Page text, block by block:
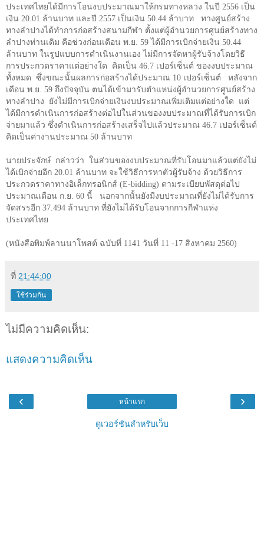
ประเทศไทยได้มีการโอนงบประมาณมาให้กรมทางหลวง ในปี 2556 เป็น
เงิน 20.01 ล้านบาท และปี 2557 เป็นเงิน 50.44 ล้าบาท ทางศูนย์สร้าง
ทางลำปางได้ทำการก่อสร้างสนามกีฬา ตั้งแต่ผู้อำนวยการศูนย์สร้างทาง
ลำปางท่านเดิม คือช่วงก่อนเดือน พ.ย. 59 ได้มีการเบิกจ่ายเงิน 50.44
ล้านบาท ในรูปแบบการดำเนินงานเอง ไม่มีการจัดหาผู้รับจ้างโดยวิธี
การประกวดราคาแต่อย่างใด คิดเป็น 46.7 เปอร์เซ็นต์ ของงบประมาณ
ทั้งหมด ซึ่งขณะนั้นผลการก่อสร้างได้ประมาณ 10 เปอร์เซ็นต์ หลังจาก
เดือน พ.ย. 59 ถึงปัจจุบัน ตนได้เข้ามารับตำแหน่งผู้อำนวยการศูนย์สร้าง
ทางลำปาง ยังไม่มีการเบิกจ่ายเงินงบประมาณเพิ่มเติมแต่อย่างใด แต่
ได้มีการดำเนินการก่อสร้างต่อไปในส่วนของงบประมาณที่ได้รับการเบิก
จ่ายมาแล้ว ซึ่งดำเนินการก่อสร้างเสร็จไปแล้วประมาณ 46.7 เปอร์เซ็นต์
คิดเป็นค่างานประมาณ 50 ล้านบาท
นายประจักษ์ กล่าวว่า ในส่วนของงบประมาณที่รับโอนมาแล้วแต่ยังไม่
ได้เบิกจ่ายอีก 20.01 ล้านบาท จะใช้วิธีการหาตัวผู้รับจ้าง ด้วยวิธีการ
ประกวดราคาทางอิเล็กทรอนิกส์ (E-bidding) ตามระเบียบพัสดุต่อไป
ประมาณเดือน ก.ย. 60 นี้ นอกจากนั้นยังมีงบประมาณที่ยังไม่ได้รับการ
จัดสรรอีก 37.494 ล้านบาท ที่ยังไม่ได้รับโอนจากการกีฬาแห่ง
ประเทศไทย
(หนังสือพิมพ์ลานนาโพสต์ ฉบับที่ 1141 วันที่ 11 -17 สิงหาคม 2560)
ที่ 21:44:00
ใช้ร่วมกัน
ไม่มีความคิดเห็น:
แสดงความคิดเห็น
‹ ›
หน้าแรก
ดูเวอร์ชันสำหรับเว็บ